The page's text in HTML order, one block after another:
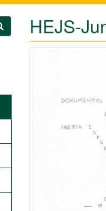
HEJS-